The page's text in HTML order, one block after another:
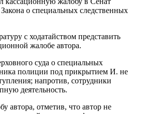
о специальных следственных
с ходатайством представить
жалобе автора.
суда о специальных
полиции под прикрытием И. не
напротив, сотрудники
деятельность.
автора, отметив, что автор не